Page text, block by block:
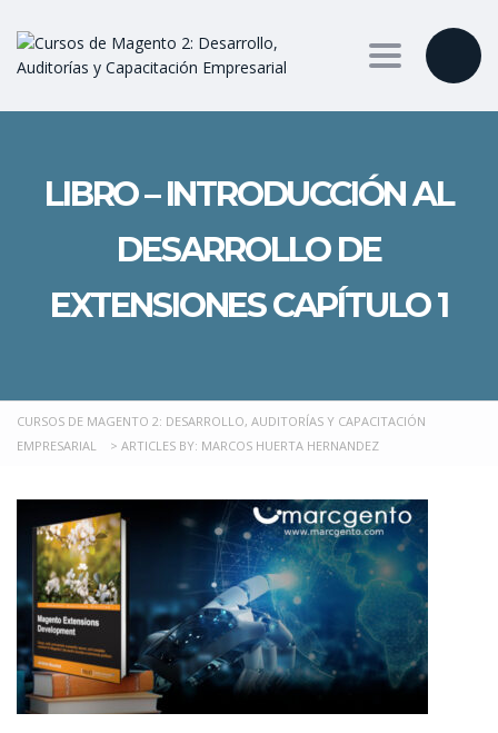
Toggle
LIBRO – INTRODUCCIÓN AL
DESARROLLO DE
EXTENSIONES CAPÍTULO 1
CURSOS DE MAGENTO 2: DESARROLLO, AUDITORÍAS Y CAPACITACIÓN
EMPRESARIAL
> ARTICLES BY: MARCOS HUERTA HERNANDEZ